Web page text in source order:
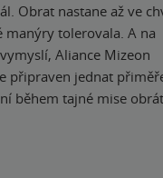
Obrat nastane až ve
tolerovala. A na
Aliance Mizeon
připraven jednat
během tajné mise